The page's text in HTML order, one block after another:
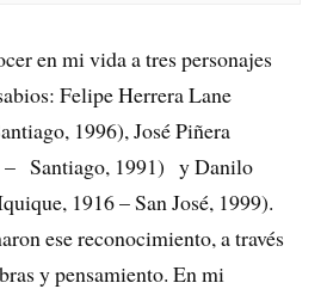
en mi vida a tres personajes
Felipe Herrera Lane
1996), José Piñera
– Santiago, 1991) y Danilo
1916 – San José, 1999).
ese reconocimiento, a través
y pensamiento. En mi